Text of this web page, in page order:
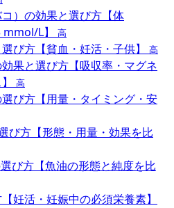
）の効果と選び方【体
L】
高
び方【貧血・妊活・子供】 高
果と選び方【吸収率・マグネ
高
び方【用量・タイミング・安
び方【形態・用量・効果を比
び方【魚油の形態と純度を比
妊活・妊娠中の必須栄養素】